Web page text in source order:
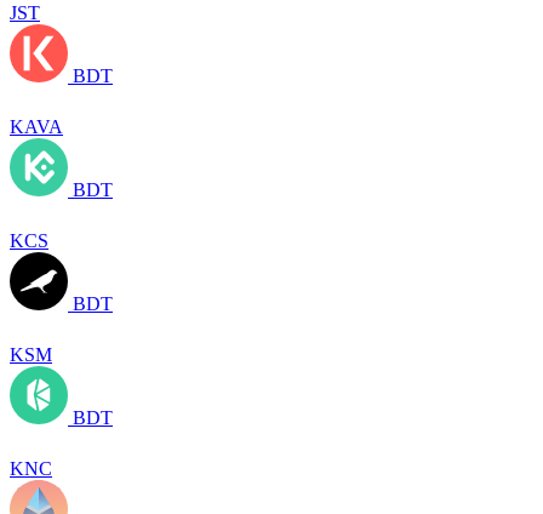
JST
BDT
KAVA
BDT
KCS
BDT
KSM
BDT
KNC